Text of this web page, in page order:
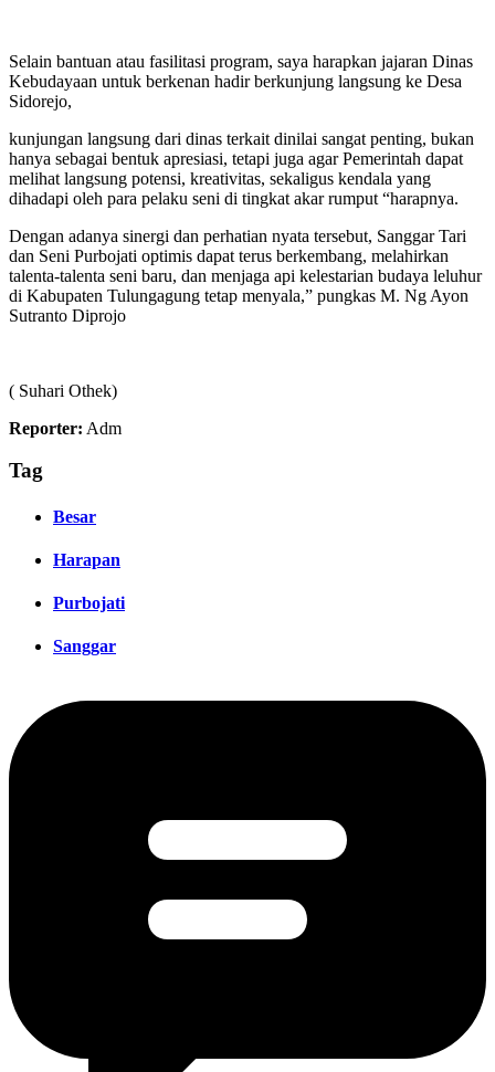
​Selain bantuan atau fasilitasi program, saya harapkan jajaran Dinas
Kebudayaan untuk berkenan hadir berkunjung langsung ke Desa
Sidorejo,
kunjungan langsung dari dinas terkait dinilai sangat penting, bukan
hanya sebagai bentuk apresiasi, tetapi juga agar Pemerintah dapat
melihat langsung potensi, kreativitas, sekaligus kendala yang
dihadapi oleh para pelaku seni di tingkat akar rumput “harapnya.
​Dengan adanya sinergi dan perhatian nyata tersebut, Sanggar Tari
dan Seni Purbojati optimis dapat terus berkembang, melahirkan
talenta-talenta seni baru, dan menjaga api kelestarian budaya leluhur
di Kabupaten Tulungagung tetap menyala,” pungkas M. Ng Ayon
Sutranto Diprojo
( Suhari Othek)
Reporter: Adm
Tag
Besar
Harapan
Purbojati
Sanggar